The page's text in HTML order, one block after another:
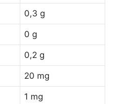
0,3 g
0 g
0,2 g
20 mg
1 mg